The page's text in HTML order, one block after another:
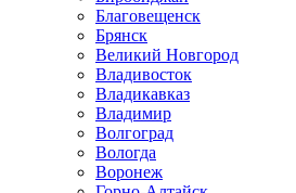
Благовещенск
Брянск
Великий Новгород
Владивосток
Владикавказ
Владимир
Волгоград
Вологда
Воронеж